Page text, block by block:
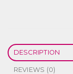
DESCRIPTION
REVIEWS (0)